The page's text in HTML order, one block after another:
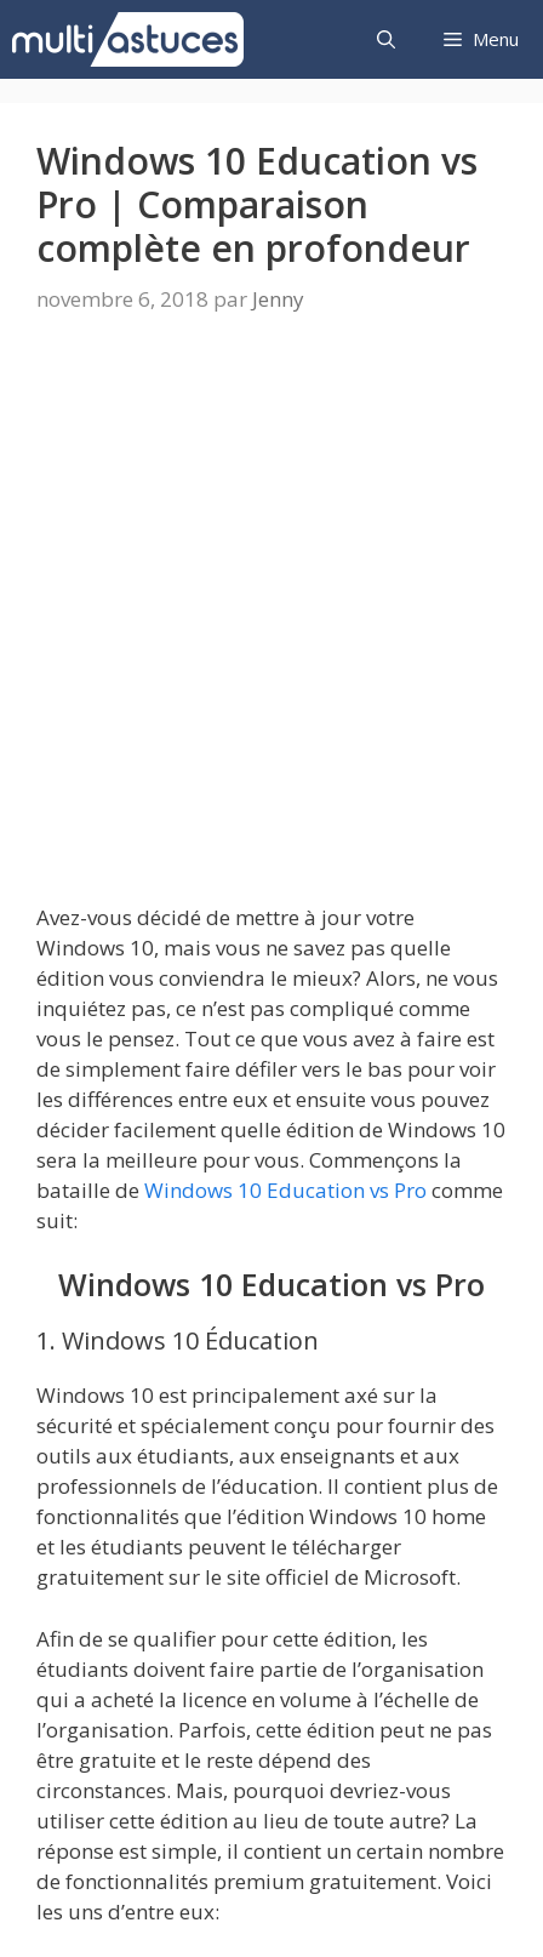
au
contenu
Menu
Windows 10 Education vs
Pro | Comparaison
complète en profondeur
novembre 6, 2018 par Jenny
Avez-vous décidé de mettre à jour votre
Windows 10, mais vous ne savez pas quelle
édition vous conviendra le mieux? Alors, ne vous
inquiétez pas, ce n’est pas compliqué comme
vous le pensez. Tout ce que vous avez à faire est
de simplement faire défiler vers le bas pour voir
les différences entre eux et ensuite vous pouvez
décider facilement quelle édition de Windows 10
sera la meilleure pour vous. Commençons la
bataille de Windows 10 Education vs Pro comme
suit:
Windows 10 Education vs Pro
1. Windows 10 Éducation
Windows 10 est principalement axé sur la
sécurité et spécialement conçu pour fournir des
outils aux étudiants, aux enseignants et aux
professionnels de l’éducation. Il contient plus de
fonctionnalités que l’édition Windows 10 home
et les étudiants peuvent le télécharger
gratuitement sur le site officiel de Microsoft.
Afin de se qualifier pour cette édition, les
étudiants doivent faire partie de l’organisation
qui a acheté la licence en volume à l’échelle de
l’organisation. Parfois, cette édition peut ne pas
être gratuite et le reste dépend des
circonstances. Mais, pourquoi devriez-vous
utiliser cette édition au lieu de toute autre? La
réponse est simple, il contient un certain nombre
de fonctionnalités premium gratuitement. Voici
les uns d’entre eux: